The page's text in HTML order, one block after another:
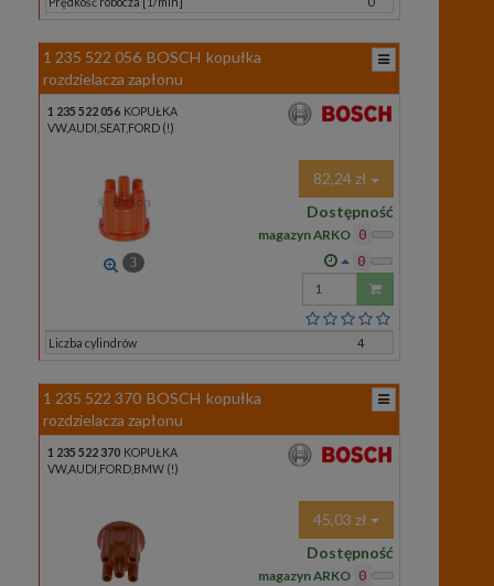
1 235 522 056 BOSCH kopułka
rozdzielacza zapłonu
1 235 522 056 KOPUŁKA
VW,AUDI,SEAT,FORD (!)
3
82,24 zł
Dostępność
magazyn ARKO 0
0
Wprowadź
ilość
Liczba cylindrów 4
1 235 522 370 BOSCH kopułka
rozdzielacza zapłonu
1 235 522 370 KOPUŁKA
VW,AUDI,FORD,BMW (!)
45,03 zł
Dostępność
magazyn ARKO 0